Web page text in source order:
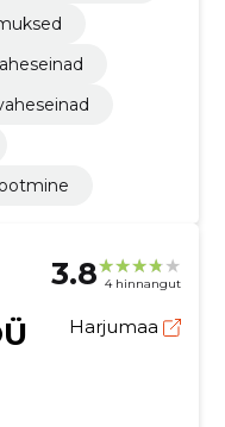
3.8 4 hinnangut
Harjumaa